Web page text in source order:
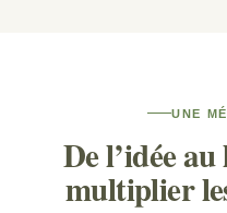
UNE
De l’idée
multiplier